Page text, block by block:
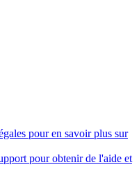
pour en savoir plus sur
pour obtenir de l'aide et